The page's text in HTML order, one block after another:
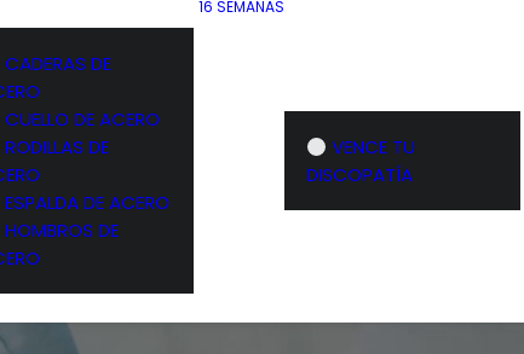
CADERAS DE
CUELLO DE ACERO
RODILLAS DE
ESPALDA DE ACERO
HOMBROS DE
16 SEMANAS
VENCE TU
DISCOPATÍA